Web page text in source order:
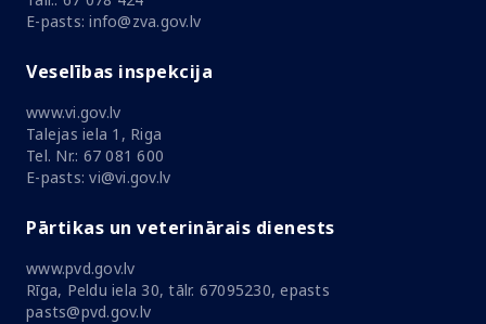
E-pasts: info@zva.gov.lv
Veselības inspekcija
www.vi.gov.lv
Talejas iela 1, Riga
Tel. Nr.: 67 081 600
E-pasts: vi@vi.gov.lv
Pārtikas un veterinārais dienests
www.pvd.gov.lv
Rīga, Peldu iela 30, tālr. 67095230, epasts
pasts@pvd.gov.lv